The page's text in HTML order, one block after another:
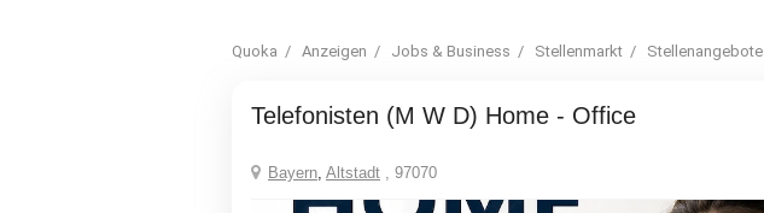
Quoka Anzeigen Jobs & Business Stellenmarkt Stellenangebote
Telefonisten (M W D) Home - Office
Bayern, Altstadt , 97070